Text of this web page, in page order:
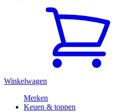
Winkelwagen
Merken
Keuen & toppen